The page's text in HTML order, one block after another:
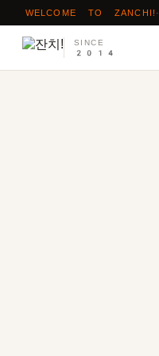
WELCOME TO ZANCHI! ·
SINCE
2014